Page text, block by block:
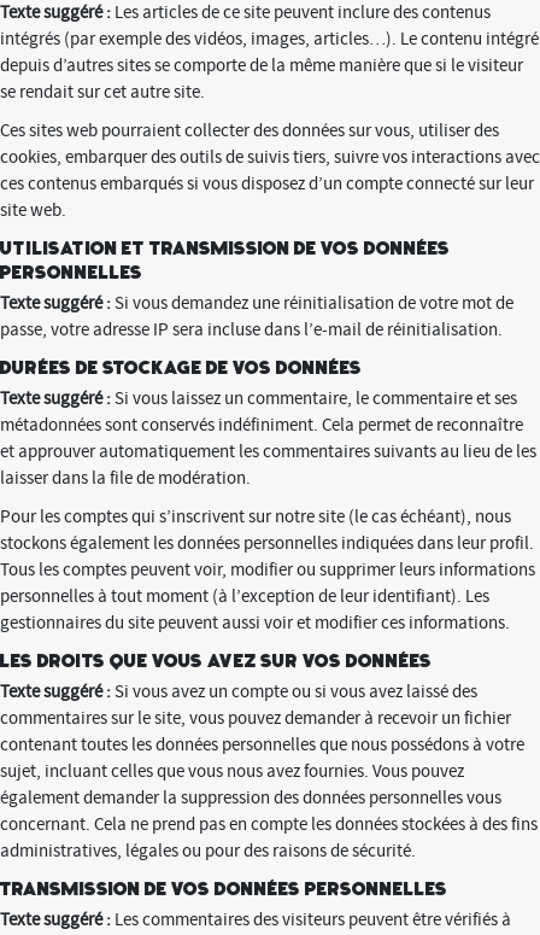
Texte suggéré : Les articles de ce site peuvent inclure des contenus
intégrés (par exemple des vidéos, images, articles…). Le contenu intégré
depuis d’autres sites se comporte de la même manière que si le visiteur
se rendait sur cet autre site.
Ces sites web pourraient collecter des données sur vous, utiliser des
cookies, embarquer des outils de suivis tiers, suivre vos interactions avec
ces contenus embarqués si vous disposez d’un compte connecté sur leur
site web.
Utilisation et transmission de vos données
personnelles
Texte suggéré :Si vous demandez une réinitialisation de votre mot de
passe, votre adresse IP sera incluse dans l’e-mail de réinitialisation.
Durées de stockage de vos données
Texte suggéré :Si vous laissez un commentaire, le commentaire et ses
métadonnées sont conservés indéfiniment. Cela permet de reconnaître
et approuver automatiquement les commentaires suivants au lieu de les
laisser dans la file de modération.
Pour les comptes qui s’inscrivent sur notre site (le cas échéant), nous
stockons également les données personnelles indiquées dans leur profil.
Tous les comptes peuvent voir, modifier ou supprimer leurs informations
personnelles à tout moment (à l’exception de leur identifiant). Les
gestionnaires du site peuvent aussi voir et modifier ces informations.
Les droits que vous avez sur vos données
Texte suggéré :Si vous avez un compte ou si vous avez laissé des
commentaires sur le site, vous pouvez demander à recevoir un fichier
contenant toutes les données personnelles que nous possédons à votre
sujet, incluant celles que vous nous avez fournies. Vous pouvez
également demander la suppression des données personnelles vous
concernant. Cela ne prend pas en compte les données stockées à des fins
administratives, légales ou pour des raisons de sécurité.
Transmission de vos données personnelles
Texte suggéré : Les commentaires des visiteurs peuvent être vérifiés à